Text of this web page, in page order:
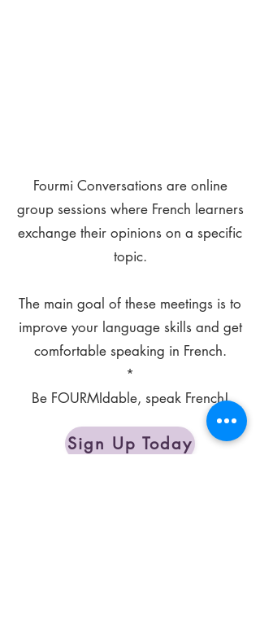
Fourmi Conversations are online
group sessions where French learners
exchange their opinions on a specific
topic.
The main goal of these meetings is to
improve your language skills and get
comfortable speaking in French.
*
Be FOURMIdable, speak French!
Sign Up Today